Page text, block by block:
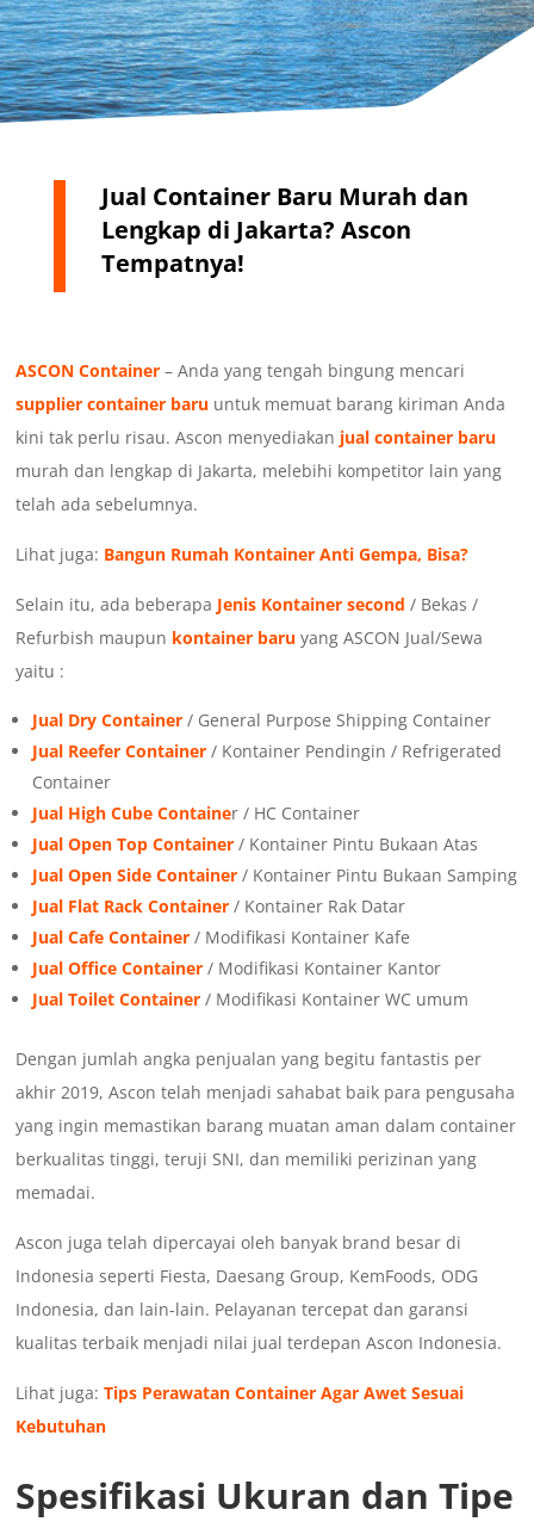
Jual Container Baru Murah dan
Lengkap di Jakarta? Ascon
Tempatnya!
ASCON Container – Anda yang tengah bingung mencari
supplier container baru untuk memuat barang kiriman Anda
kini tak perlu risau. Ascon menyediakan jual container baru
murah dan lengkap di Jakarta, melebihi kompetitor lain yang
telah ada sebelumnya.
Lihat juga: Bangun Rumah Kontainer Anti Gempa, Bisa?
Selain itu, ada beberapa Jenis Kontainer second / Bekas /
Refurbish maupun kontainer baru yang ASCON Jual/Sewa
yaitu :
Jual Dry Container / General Purpose Shipping Container
Jual Reefer Container / Kontainer Pendingin / Refrigerated
Container
Jual High Cube Container / HC Container
Jual Open Top Container / Kontainer Pintu Bukaan Atas
Jual Open Side Container / Kontainer Pintu Bukaan Samping
Jual Flat Rack Container / Kontainer Rak Datar
Jual Cafe Container / Modifikasi Kontainer Kafe
Jual Office Container / Modifikasi Kontainer Kantor
Jual Toilet Container / Modifikasi Kontainer WC umum
Dengan jumlah angka penjualan yang begitu fantastis per
akhir 2019, Ascon telah menjadi sahabat baik para pengusaha
yang ingin memastikan barang muatan aman dalam container
berkualitas tinggi, teruji SNI, dan memiliki perizinan yang
memadai.
Ascon juga telah dipercayai oleh banyak brand besar di
Indonesia seperti Fiesta, Daesang Group, KemFoods, ODG
Indonesia, dan lain-lain. Pelayanan tercepat dan garansi
kualitas terbaik menjadi nilai jual terdepan Ascon Indonesia.
Lihat juga:Tips Perawatan Container Agar Awet Sesuai
Kebutuhan
Spesifikasi Ukuran dan Tipe